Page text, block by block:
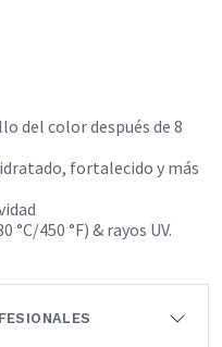
del color después de 8
fortalecido y más
450 °F) & rayos UV.